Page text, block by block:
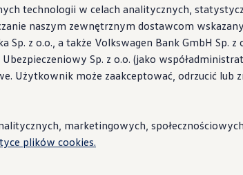
Wallbox ID.Charger
stacje i porady
technologii w celach analitycznych,
naszym zewnętrznym dostawcom
z o.o., a także Volkswagen Bank GmbH Sp. z
Ubezpieczeniowy Sp. z o.o. (jako
Użytkownik może zaakceptować, odrzucić lub
marketingowych,
plików cookies.